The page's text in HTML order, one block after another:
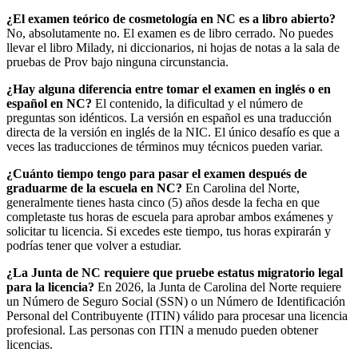
¿El examen teórico de cosmetología en NC es a libro abierto?
No, absolutamente no. El examen es de libro cerrado. No puedes
llevar el libro Milady, ni diccionarios, ni hojas de notas a la sala de
pruebas de Prov bajo ninguna circunstancia.
¿Hay alguna diferencia entre tomar el examen en inglés o en
español en NC? El contenido, la dificultad y el número de
preguntas son idénticos. La versión en español es una traducción
directa de la versión en inglés de la NIC. El único desafío es que a
veces las traducciones de términos muy técnicos pueden variar.
¿Cuánto tiempo tengo para pasar el examen después de
graduarme de la escuela en NC? En Carolina del Norte,
generalmente tienes hasta cinco (5) años desde la fecha en que
completaste tus horas de escuela para aprobar ambos exámenes y
solicitar tu licencia. Si excedes este tiempo, tus horas expirarán y
podrías tener que volver a estudiar.
¿La Junta de NC requiere que pruebe estatus migratorio legal
para la licencia? En 2026, la Junta de Carolina del Norte requiere
un Número de Seguro Social (SSN) o un Número de Identificación
Personal del Contribuyente (ITIN) válido para procesar una licencia
profesional. Las personas con ITIN a menudo pueden obtener
licencias.